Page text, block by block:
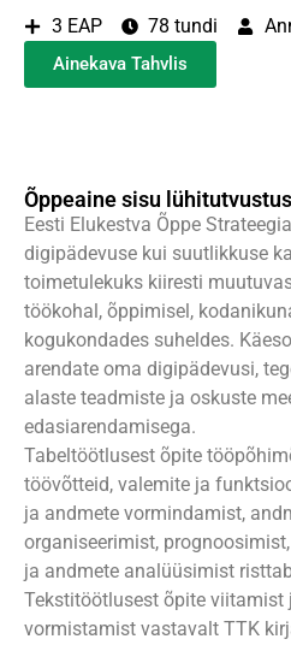
3 EAP 78 tundi
Ainekava Tahvlis
Õppeaine sisu
Eesti Elukestva Õppe
digipädevuse kui suutlikkuse
toimetulekuks kiiresti
töökohal, õppimisel,
kogukondades suheldes.
arendate oma digipädevusi,
alaste teadmiste ja oskuste
edasiarendamisega.
Tabeltöötlusest õpite
töövõtteid, valemite ja
ja andmete vormindamist,
organiseerimist,
ja andmete analüüsimist
Tekstitöötlusest õpite viitamist
vormistamist vastavalt TTK